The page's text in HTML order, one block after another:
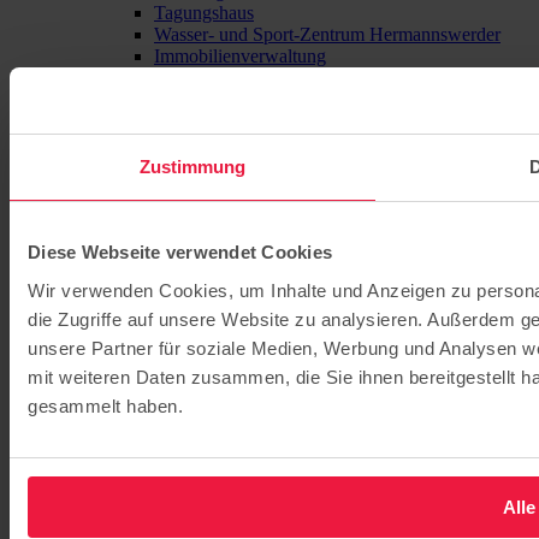
Zustimmung
Diese Webseite verwendet Cookies
Wir verwenden Cookies, um Inhalte und Anzeigen zu
die Zugriffe auf unsere Website zu analysieren. Außerdem
unsere Partner für soziale Medien, Werbung und Analysen
mit weiteren Daten zusammen, die Sie ihnen bereitgestellt
gesammelt haben.
Alle
Tagungshaus
Wasser- und Sport-Zentrum Hermannswerder
Immobilienverwaltung